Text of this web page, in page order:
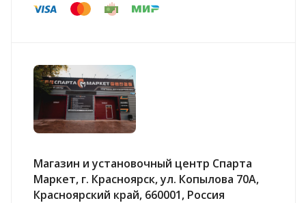
Магазин и установочный центр Спарта
Маркет, г. Красноярск, ул. Копылова 70А,
Красноярский край, 660001, Россия